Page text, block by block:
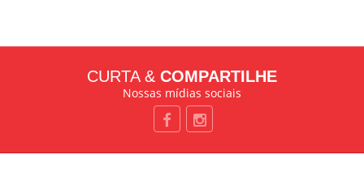
CURTA & COMPARTILHE
Nossas mídias sociais